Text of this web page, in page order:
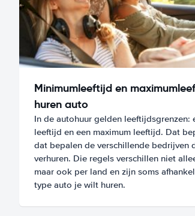
Minimumleeftijd en
huren auto
In de autohuur gelden leeftijdsgrenzen:
leeftijd en een maximum leeftijd. Dat
dat bepalen de verschillende bedrijven
verhuren. Die regels verschillen niet
maar ook per land en zijn soms
type auto je wilt huren.